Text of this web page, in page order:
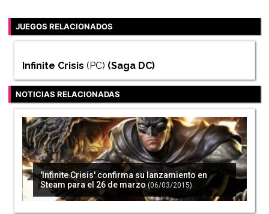
JUEGOS RELACIONADOS
Infinite Crisis (PC) (Saga DC)
NOTICIAS RELACIONADAS
'Infinite Crisis' confirma su lanzamiento en
Steam para el 26 de marzo (06/03/2015)